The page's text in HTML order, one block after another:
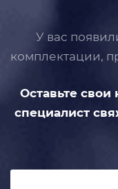
У вас
комплектации,
Оставьте
специалист